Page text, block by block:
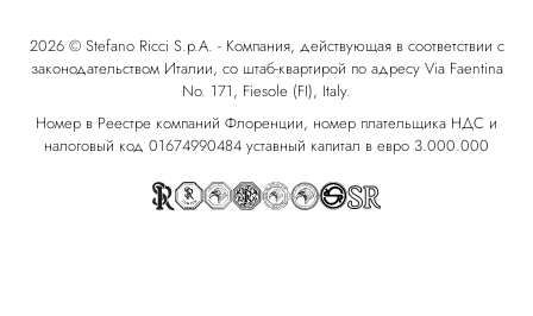
2026 © Stefano Ricci S.p.A. - Компания, действующая в соответствии с
законодательством Италии, со штаб-квартирой по адресу Via Faentina
No. 171, Fiesole (FI), Italy.
Номер в Реестре компаний Флоренции, номер плательщика НДС и
налоговый код 01674990484 уставный капитал в евро 3.000.000